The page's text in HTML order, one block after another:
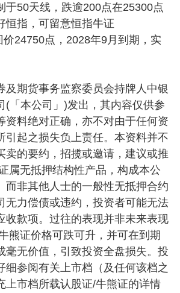
50天线，跌逾200点在25300点
恒指，可留意恒指牛证
价24750点，2028年9月到期，实
及期货事务监察委员会持牌人中银
(「本公司」)发出，其内容仅供参
资料绝对正确，亦不对由于任何资
引起之损失负上责任。本资料并不
卖的要约，招揽或邀请，建议或推
属无抵押结构性产品，构成本公
而非其他人士的一般性无抵押合约
无力偿债或违约，投资者可能无法
收款项。过往的表现并非未来表现
熊证价格可跌可升，并可在到期
毫无价值，引致投资全盘损失。投
细参阅有关上市档（及任何该档之
上市档所载认股证/牛熊证的详情